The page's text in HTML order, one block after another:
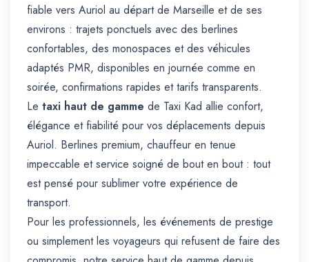
fiable vers Auriol au départ de Marseille et de ses
environs : trajets ponctuels avec des berlines
confortables, des monospaces et des véhicules
adaptés PMR, disponibles en journée comme en
soirée, confirmations rapides et tarifs transparents.
Le taxi haut de gamme de Taxi Kad allie confort,
élégance et fiabilité pour vos déplacements depuis
Auriol. Berlines premium, chauffeur en tenue
impeccable et service soigné de bout en bout : tout
est pensé pour sublimer votre expérience de
transport.
Pour les professionnels, les événements de prestige
ou simplement les voyageurs qui refusent de faire des